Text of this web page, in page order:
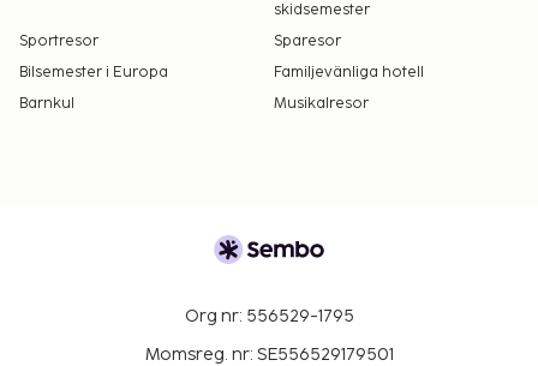
skidsemester
Sportresor
Sparesor
Bilsemester i Europa
Familjevänliga hotell
Barnkul
Musikalresor
Org nr: 556529-1795
Momsreg. nr: SE556529179501